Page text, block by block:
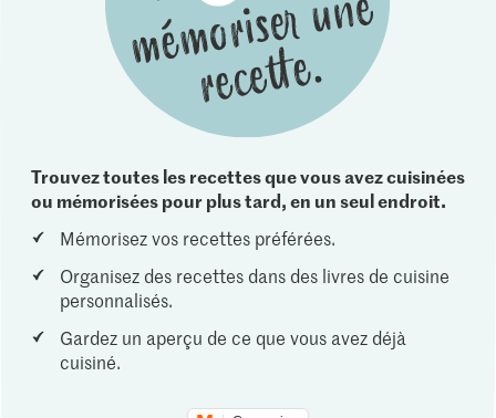
Trouvez toutes les recettes que vous avez cuisinées
ou mémorisées pour plus tard, en un seul endroit.
Mémorisez vos recettes préférées.
Organisez des recettes dans des livres de cuisine
personnalisés.
Gardez un aperçu de ce que vous avez déjà
cuisiné.